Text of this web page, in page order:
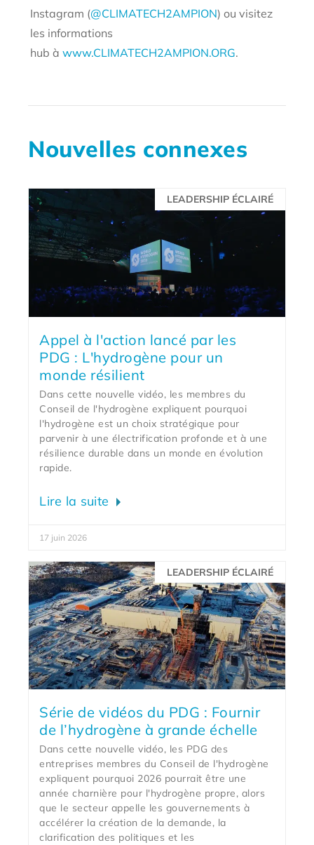
Instagram (@CLIMATECH2AMPION) ou visitez
les informations
hub à www.CLIMATECH2AMPION.ORG.
Nouvelles connexes
LEADERSHIP ÉCLAIRÉ
Appel à l'action lancé par les
PDG : L'hydrogène pour un
monde résilient
Dans cette nouvelle vidéo, les membres du
Conseil de l'hydrogène expliquent pourquoi
l'hydrogène est un choix stratégique pour
parvenir à une électrification profonde et à une
résilience durable dans un monde en évolution
rapide.
Lire la suite
17 juin 2026
LEADERSHIP ÉCLAIRÉ
Série de vidéos du PDG : Fournir
de l’hydrogène à grande échelle
Dans cette nouvelle vidéo, les PDG des
entreprises membres du Conseil de l'hydrogène
expliquent pourquoi 2026 pourrait être une
année charnière pour l'hydrogène propre, alors
que le secteur appelle les gouvernements à
accélérer la création de la demande, la
clarification des politiques et les